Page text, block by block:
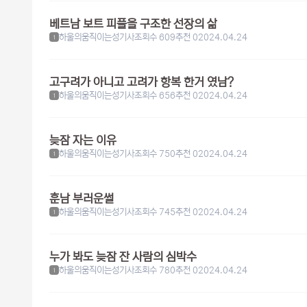
베트남 보트 피플을 구조한 선장의 삶
1 하울의움직이는성기사조회수 609추천 02024.04.24
고구려가 아니고 고려가 항복 한거 였남?
1 하울의움직이는성기사조회수 656추천 02024.04.24
늦잠 자는 이유
1 하울의움직이는성기사조회수 750추천 02024.04.24
훈남 부러운썰
1 하울의움직이는성기사조회수 745추천 02024.04.24
누가 봐도 늦잠 잔 사람의 심박수
1 하울의움직이는성기사조회수 780추천 02024.04.24